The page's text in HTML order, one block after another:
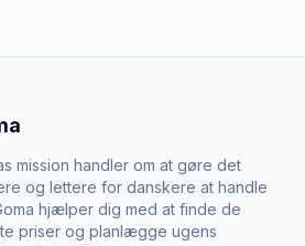
mission handler om at gøre det
og lettere for danskere at handle
hjælper dig med at finde de
priser og planlægge ugens